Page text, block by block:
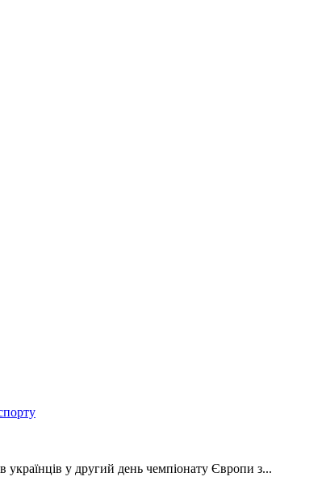
українців у другий день чемпіонату Європи з...